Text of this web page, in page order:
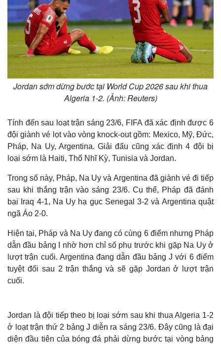
Jordan sớm dừng bước tại World Cup 2026 sau khi thua
Algeria 1-2. (Ảnh: Reuters)
Tính đến sau loạt trận sáng 23/6, FIFA đã xác định được 6
đội giành vé lọt vào vòng knock-out gồm: Mexico, Mỹ, Đức,
Pháp, Na Uy, Argentina. Giải đấu cũng xác định 4 đội bị
loại sớm là Haiti, Thổ Nhĩ Kỳ, Tunisia và Jordan.
Trong số này, Pháp, Na Uy và Argentina đã giành vé đi tiếp
sau khi thắng trận vào sáng 23/6. Cụ thể, Pháp đã đánh
bại Iraq 4-1, Na Uy hạ gục Senegal 3-2 và Argentina quật
ngã Áo 2-0.
Hiện tại, Pháp và Na Uy đang có cùng 6 điểm nhưng Pháp
dẫn đầu bảng I nhờ hơn chỉ số phụ trước khi gặp Na Uy ở
lượt trận cuối. Argentina đang dẫn đầu bảng J với 6 điểm
tuyệt đối sau 2 trận thắng và sẽ gặp Jordan ở lượt trận
cuối.
Jordan là đội tiếp theo bị loại sớm sau khi thua Algeria 1-2
ở loạt trận thứ 2 bảng J diễn ra sáng 23/6. Đây cũng là đại
diện đầu tiên của bóng đá phải dừng bước tại vòng bảng